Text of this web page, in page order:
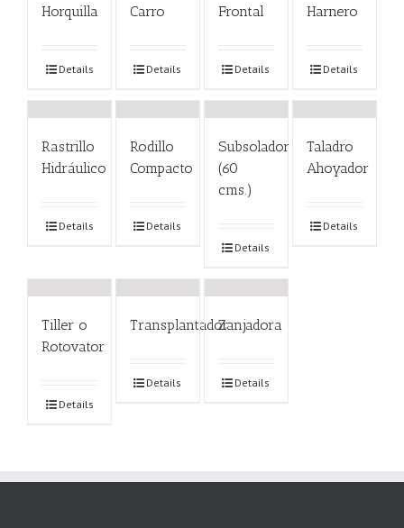
Horquilla
Details
Carro
Details
Frontal
Details
Harnero
Details
Rastrillo
Hidráulico
Details
Rodillo
Compacto
Details
Subsolador
(60
cms.)
Details
Taladro
Ahoyador
Details
Tiller o
Rotovator
Details
Transplantador
Details
Zanjadora
Details